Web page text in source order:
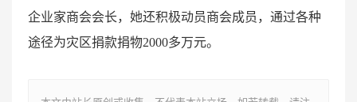
企业家商会会长，她还积极动员商会成员，通过各种
途径为灾区捐款捐物2000多万元。